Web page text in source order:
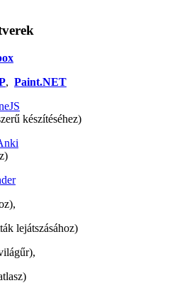
, Paint.NET
készítéséhez)
lejátszásához)